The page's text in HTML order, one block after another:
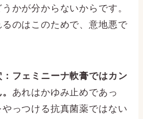
かが分からないからです。
のはこのためで、意地悪で
フェミニーナ軟膏ではカン
あれはかゆみ止めであっ
っつける抗真菌薬ではない